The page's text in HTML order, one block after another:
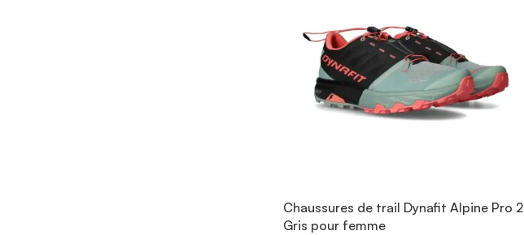
Chaussures de trail Dynafit Alpine Pro 2
Gris pour femme